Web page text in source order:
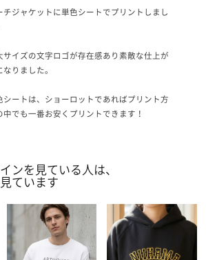
チジャケットに単色シートでプリントしまし
サイズの文字ロゴが存在感あり素敵な仕上が
なりました。
シートは、ショーロットであればプリント方
中でも一番お安くプリントできます！
で、是非デザインの参考にしていただければ
います。
ンを見ている人は、
ています